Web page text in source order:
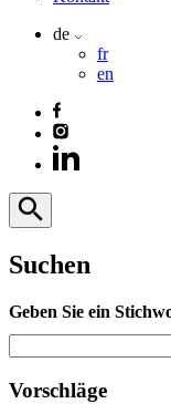
de
fr
en
Suchen
Geben Sie ein
Vorschläge